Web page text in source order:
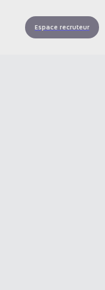
Espace recruteur